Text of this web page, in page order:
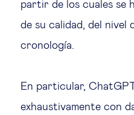
partir de los cuales se
de su calidad, del nivel
cronología.
En particular,
exhaustivamente con